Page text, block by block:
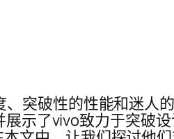
突破性的性能和迷人
示了vivo致力于突破